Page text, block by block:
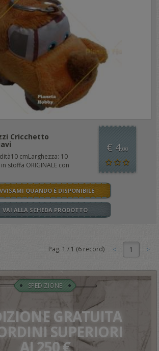
Cricchetto
cmLarghezza: 10
stoffa ORIGINALE con
€ 4,00
QUANDO È DISPONIBILE
VAI ALLA SCHEDA PRODOTTO
Pag. 1 / 1 (6 record) 1
SPEDIZIONE
GRATUITA
SUPERIORI
AI 250 €